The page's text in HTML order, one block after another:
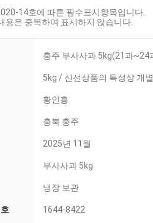
14호에 따른 필수표시항목입니다.
용은 중복하여 표시하지 않습니다.
충주 부사사과 5kg(21과~24
5kg / 신선상품의 특성상 개
황인흥
충북 충주
2025년 11월
부사사과 5kg
냉장 보관
1644-8422